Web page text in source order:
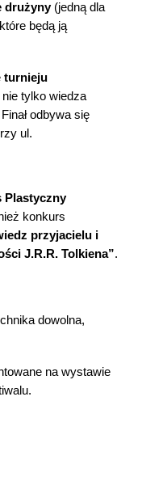
drużyny(jedną dla
będą ją
turnieju
tylko wiedza
odbywa się
ul.
Plastyczny
konkurs
przyjacielu i
J.R.R. Tolkiena”.
dowolna,
na wystawie